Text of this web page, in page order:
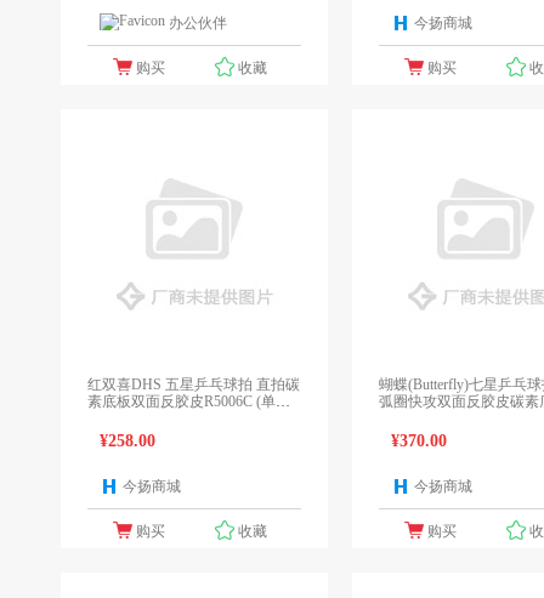
办公伙伴
购买 收藏
今扬商城
购买
红双喜DHS 五星乒乓球拍 直拍碳
素底板双面反胶皮R5006C (单拍
¥258.00
今扬商城
购买 收藏
蝴蝶(Butterfly)七星乒乓
弧圈快攻双面反胶皮碳素
¥370.00
今扬商城
购买